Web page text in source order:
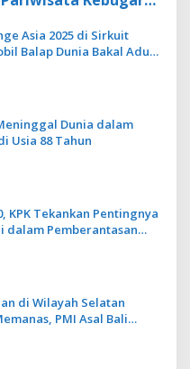
Asia 2025 di Sirkuit
Balap Dunia Bakal Adu
Dunia dalam
Usia 88 Tahun
KPK Tekankan Pentingnya
dalam Pemberantasan
di Wilayah Selatan
PMI Asal Bali